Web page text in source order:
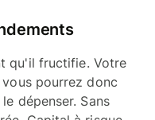
qu'il fructifie. Votre
pourrez donc
dépenser. Sans